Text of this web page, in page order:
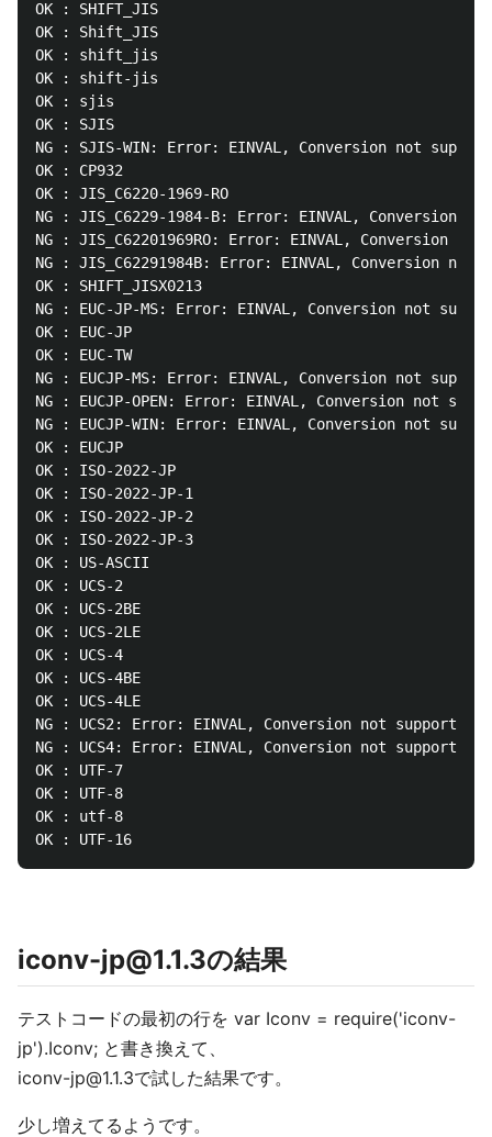
OK : SHIFT_JIS
OK : Shift_JIS
OK : shift_jis
OK : shift-jis
OK : sjis
OK : SJIS
NG : SJIS-WIN: Error: EINVAL, Conversion not
OK : CP932
OK : JIS_C6220-1969-RO
NG : JIS_C6229-1984-B: Error: EINVAL, Conversion
NG : JIS_C62201969RO: Error: EINVAL, Conversion
NG : JIS_C62291984B: Error: EINVAL, Conversion not
OK : SHIFT_JISX0213
NG : EUC-JP-MS: Error: EINVAL, Conversion not
OK : EUC-JP
OK : EUC-TW
NG : EUCJP-MS: Error: EINVAL, Conversion not
NG : EUCJP-OPEN: Error: EINVAL, Conversion not
NG : EUCJP-WIN: Error: EINVAL, Conversion not
OK : EUCJP
OK : ISO-2022-JP
OK : ISO-2022-JP-1
OK : ISO-2022-JP-2
OK : ISO-2022-JP-3
OK : US-ASCII
OK : UCS-2
OK : UCS-2BE
OK : UCS-2LE
OK : UCS-4
OK : UCS-4BE
OK : UCS-4LE
NG : UCS2: Error: EINVAL, Conversion not supported.
NG : UCS4: Error: EINVAL, Conversion not supported.
OK : UTF-7
OK : UTF-8
OK : utf-8
iconv-jp@1.1.3の結果
テストコードの最初の行を var Iconv = require('iconv-
jp').Iconv; と書き換えて、
iconv-jp@1.1.3で試した結果です。
少し増えてるようです。